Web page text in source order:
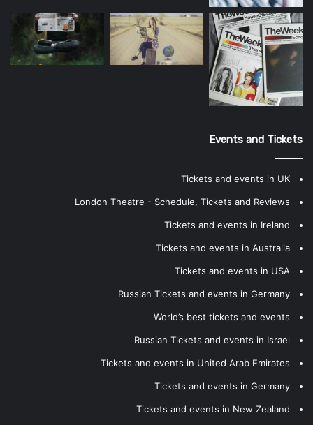
Events and Tickets
Tickets and events in UK
London Theatre - Schedule, Tickets and Reviews
Tickets and events in Ireland
Tickets and events in Australia
Tickets and events in USA
Russian Tickets and events in Germany
World’s best tickets and events
Russian Tickets and events in Israel
Tickets and events in United Arab Emirates
Tickets and events in Germany
Tickets and events in New Zealand